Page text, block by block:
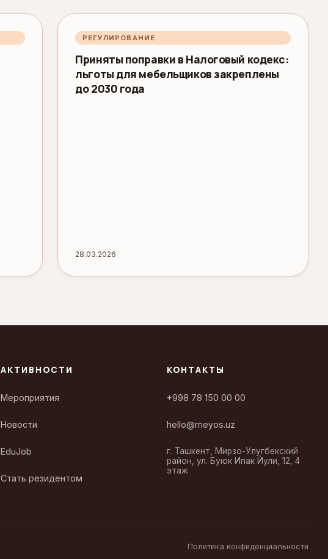
РЕГУЛИРОВАНИЕ
Приняты поправки в Налоговый кодекс:
льготы для мебельщиков закреплены
до 2030 года
28.03.2026
АКТИВНОСТИ
Мероприятия
Новости
EduJob
Стать резидентом
КОНТАКТЫ
+998 78 150 00 00
hello@meyos.uz
г. Ташкент, Мирзо-Улугбекский
район, ул. Буюк Ипак Йули, 12, 4
этаж
Политика конфиденциальности